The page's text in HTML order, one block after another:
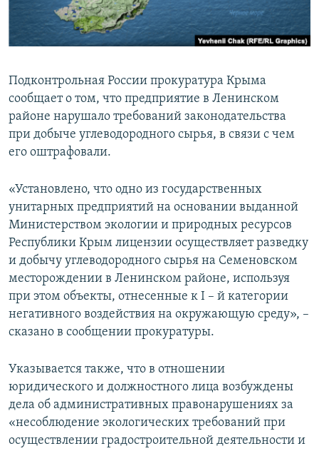
ПОБЕДИТЕЛЕЙ НЕ СУДЯТ?
КРЫМ.НЕПОКОРЕННЫЙ
УКРАИНСКАЯ ПРОБЛЕМА КРЫМА
ПРИСОЕДИНЯЙТЕСЬ!
Все сайты RFE/RL
Подконтрольная России прокуратура Крыма
сообщает о том, что предприятие в Ленинском
районе нарушало требований законодательства
при добыче углеводородного сырья, в связи с чем
его оштрафовали.
«Установлено, что одно из государственных
унитарных предприятий на основании выданной
Министерством экологии и природных ресурсов
Республики Крым лицензии осуществляет разведку
и добычу углеводородного сырья на Семеновском
месторождении в Ленинском районе, используя
при этом объекты, отнесенные к I – й категории
негативного воздействия на окружающую среду», –
сказано в сообщении прокуратуры.
Указывается также, что в отношении
юридического и должностного лица возбуждены
дела об административных правонарушениях за
«несоблюдение экологических требований при
осуществлении градостроительной деятельности и